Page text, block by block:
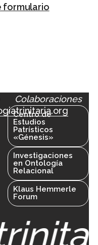
formulario
Colaboraciones
Centro de
Estudios
Patrísticos
«Génesis»
Investigaciones
en Ontología
Relacional
Klaus Hemmerle
Forum